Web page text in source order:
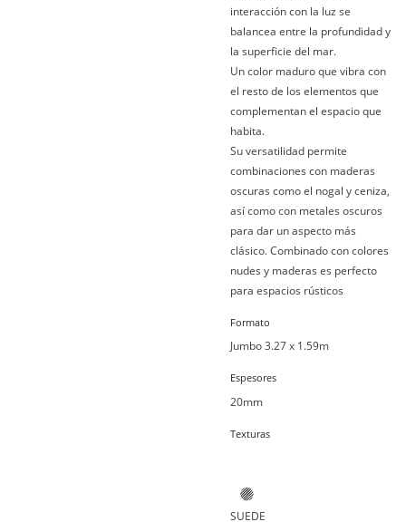
interacción con la luz se
balancea entre la profundidad y
la superficie del mar.
Un color maduro que vibra con
el resto de los elementos que
complementan el espacio que
habita.
Su versatilidad permite
combinaciones con maderas
oscuras como el nogal y ceniza,
así como con metales oscuros
para dar un aspecto más
clásico. Combinado con colores
nudes y maderas es perfecto
para espacios rústicos
Formato
Jumbo 3.27 x 1.59m
Espesores
20mm
Texturas
SUEDE